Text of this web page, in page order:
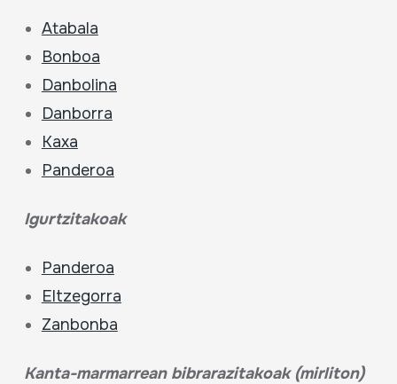
Atabala
Bonboa
Danbolina
Danborra
Kaxa
Panderoa
Igurtzitakoak
Panderoa
Eltzegorra
Zanbonba
Kanta-marmarrean bibrarazitakoak (mirliton)